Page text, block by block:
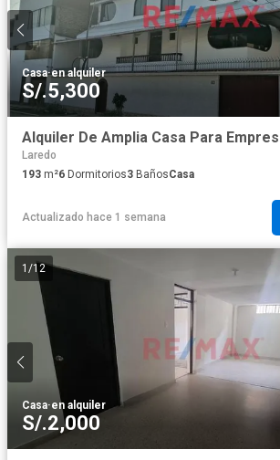
Casa·en alquiler
S/.5,300
Laredo
193 m²6 Dormitorios3 BañosCasa
Actualizado hace 1 semana
1 /12
Casa·en alquiler
S/.2,000